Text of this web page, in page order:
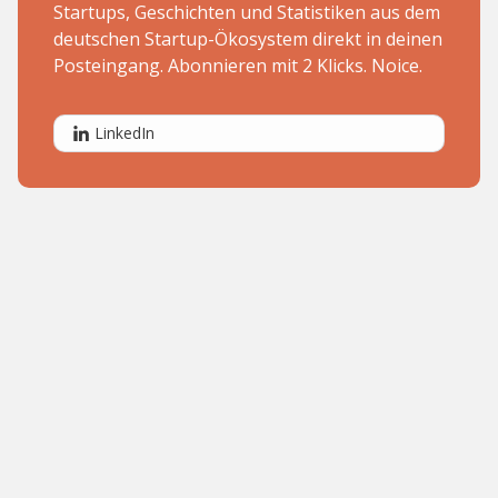
Startups, Geschichten und Statistiken aus dem
deutschen Startup-Ökosystem direkt in deinen
Posteingang. Abonnieren mit 2 Klicks. Noice.
LinkedIn